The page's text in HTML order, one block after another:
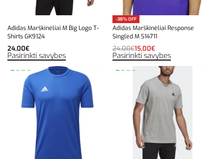
Adidas Marškinėliai M Big Logo T-
Shirts GK9124
24,00€
Pasirinkti savybes
-38% OFF
Adidas Marškinėliai Response
Singled M S14711
24,00€15,00€
Pasirinkti savybes